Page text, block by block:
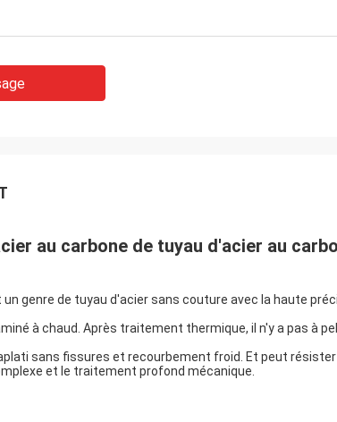
au carbone de tuyau d'acier au
un genre de tuyau d'acier sans couture avec la haute
à chaud. Après traitement thermique, il n'y a pas à
sans fissures et recourbement froid. Et peut
et le traitement profond mécanique.